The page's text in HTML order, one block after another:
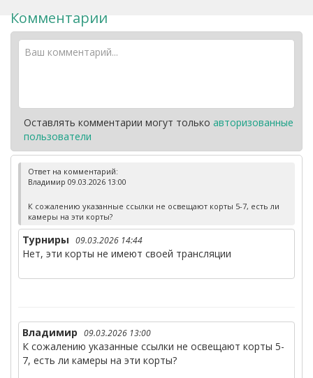
Комментарии
Оставлять комментарии могут только авторизованные
пользователи
Ответ на комментарий:
Владимир 09.03.2026 13:00
К сожалению указанные ссылки не освещают корты 5-7, есть ли
камеры на эти корты?
Турниры 09.03.2026 14:44
Нет, эти корты не имеют своей трансляции
Владимир 09.03.2026 13:00
К сожалению указанные ссылки не освещают корты 5-
7, есть ли камеры на эти корты?